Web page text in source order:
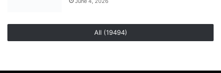
All (19494)